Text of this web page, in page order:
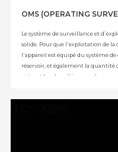
OMS (OPERATING
Le système de surveillance et
solide. Pour que l᾿exploitation de
l᾿appareil est équipé du système
réservoir, et également la quantité
présent les chaudières vendues
carburant dans le réservoir et
société KOSTRZEWA mesure et
activités planifiées (c᾿est à dire
informations sont affichées sous
chaudière et du régulateur de